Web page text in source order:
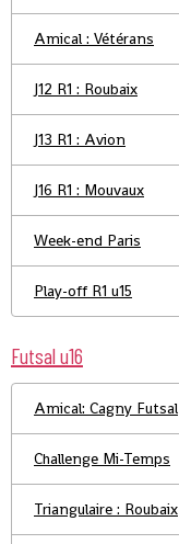
Amical : Vétérans
J12 R1 : Roubaix
J13 R1 : Avion
J16 R1 : Mouvaux
Week-end Paris
Play-off R1 u15
Futsal u16
Amical: Cagny Futsal
Challenge Mi-Temps
Triangulaire : Roubaix